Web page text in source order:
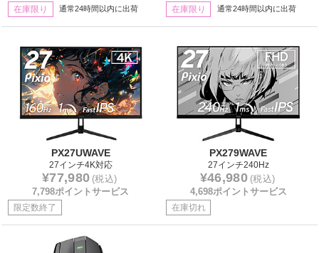
在庫限り 通常24時間以内に出荷 在庫限り 通常24時間以内に出荷
PX27UWAVE
27インチ4K対応
¥77,980 (税込)
7,798ポイントサービス
限定数終了
PX279WAVE
27インチ240Hz
¥46,980 (税込)
4,698ポイントサービス
在庫切れ